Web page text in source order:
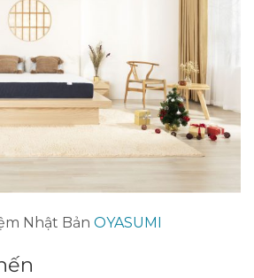
Nhật Bản OYASUMI